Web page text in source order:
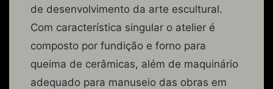
de desenvolvimento da arte escultural.
Com característica singular o atelier é
composto por fundição e forno para
queima de cerâmicas, além de maquinário
adequado para manuseio das obras em